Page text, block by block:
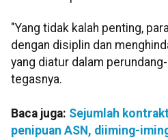
"Yang tidak kalah penting,
dengan disiplin dan
yang diatur dalam
tegasnya.
Baca juga: Sejumlah
penipuan ASN, diiming-